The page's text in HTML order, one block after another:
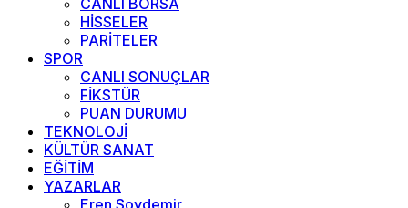
CANLI BORSA
HİSSELER
PARİTELER
SPOR
CANLI SONUÇLAR
FİKSTÜR
PUAN DURUMU
TEKNOLOJİ
KÜLTÜR SANAT
EĞİTİM
YAZARLAR
Eren Soydemir